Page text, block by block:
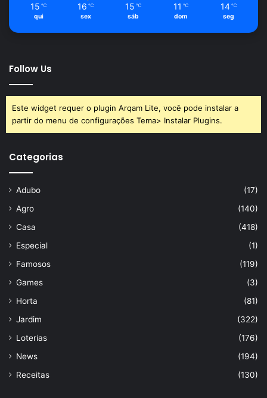
15 ℃
qui
16 ℃
sex
15 ℃
sáb
11 ℃
dom
14 ℃
seg
Follow Us
Este widget requer o plugin Arqam Lite, você pode instalar a
partir do menu de configurações Tema> Instalar Plugins.
Categorias
Adubo
(17)
Agro
(140)
Casa
(418)
Especial
(1)
Famosos
(119)
Games
(3)
Horta
(81)
Jardim
(322)
Loterias
(176)
News
(194)
Receitas
(130)